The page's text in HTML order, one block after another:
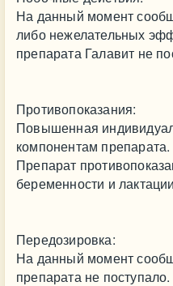
На данный момент
либо нежелательных
препарата Галавит не
Противопоказания:
Повышенная
компонентам препарата.
Препарат
беременности и
Передозировка:
На данный момент
препарата не поступало.